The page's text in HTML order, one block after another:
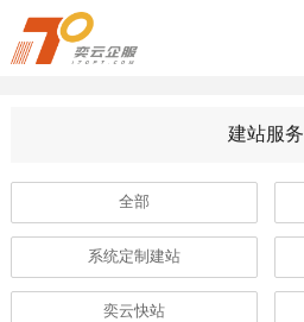
建站服务
全部
系统定制建站
奕云快站